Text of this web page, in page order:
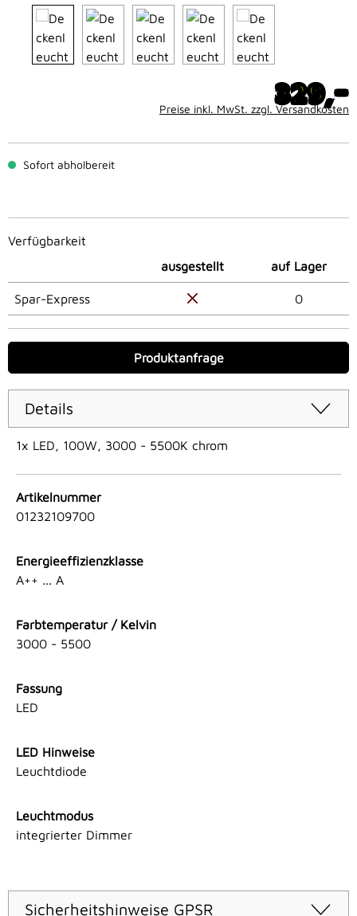
329,-
Preise inkl. MwSt. zzgl. Versandkosten
Sofort abholbereit
Verfügbarkeit
ausgestellt
auf Lager
Spar-Express 0
Produktanfrage
Details
1x LED, 100W, 3000 - 5500K chrom
Artikelnummer
01232109700
Energieeffizienzklasse
A++ ... A
Farbtemperatur / Kelvin
3000 - 5500
Fassung
LED
LED Hinweise
Leuchtdiode
Leuchtmodus
integrierter Dimmer
Sicherheitshinweise GPSR